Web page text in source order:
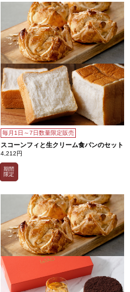
毎月1日～7日数量限定販売
スコーンフィと生クリーム食パンのセット
4,212円
期間
限定